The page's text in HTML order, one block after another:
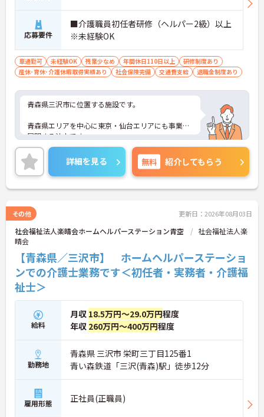
応募要件
■介護職員初任者研修（ヘルパー2級）以上
※未経験OK
車通勤可 未経験OK 残業少なめ 年間休日110日以上
研修制度あり
産休･育休･介護休暇取得実績あり
社会保険完備 交通費支給 退職金制度あり
青森県三沢市に位置する施設です。
青森県エリアを中心に東京・仙台エリアにも事業を
展開する法人です。
未経験の方もチャレンジいただけます。
ご興味ある方には、面接対策ポイントなど、さらに
詳細をお話しいたしますのでお気軽にご相談くださ
詳細を見る 無料 紹介してもらう
その他 更新日：2026年08月03日
社会福祉法人楽晴会ホームヘルパーステーション青空
社会福祉法人楽
晴会
【青森県／三沢市】 ホームヘルパーステーショ
ンでの介護士業務です＜初任者・実務者・介護福
祉士＞
給料
月収 18.5万円～29.0万円程度
年収 260万円～400万円程度
勤務地
青森県 三沢市 栄町三丁目125番1
青い森鉄道「三沢(青森)駅」徒歩12分
雇用形態 正社員(正職員)